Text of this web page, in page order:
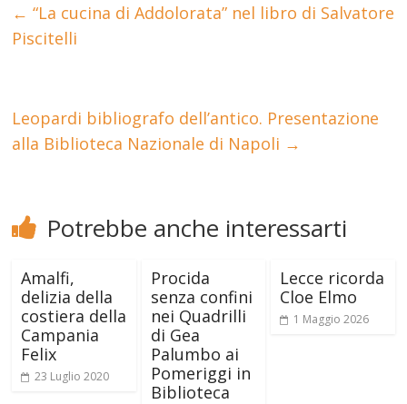
← “La cucina di Addolorata” nel libro di Salvatore
Piscitelli
Leopardi bibliografo dell’antico. Presentazione
alla Biblioteca Nazionale di Napoli →
Potrebbe anche interessarti
Amalfi,
delizia della
costiera della
Campania
Felix
23 Luglio 2020
Procida
senza confini
nei Quadrilli
di Gea
Palumbo ai
Pomeriggi in
Biblioteca
Lecce ricorda
Cloe Elmo
1 Maggio 2026